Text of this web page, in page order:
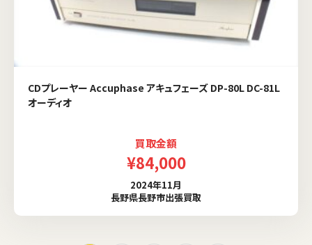
CDプレーヤー Accuphase アキュフェーズ DP-80L DC-81L
オーディオ
買取金額
¥84,000
2024年11月
長野県長野市出張買取